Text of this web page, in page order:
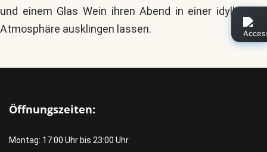
und einem Glas Wein ihren Abend in einer idyllischen
Atmosphäre ausklingen lassen.
Öffnungszeiten:
Montag: 17:00 Uhr bis 23:00 Uhr